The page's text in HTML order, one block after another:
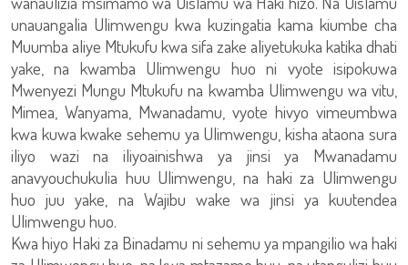
unauangalia Ulimwengu kwa kuzingatia kama kiumbe cha
Muumba aliye Mtukufu kwa sifa zake aliyetukuka katika dhati
yake, na kwamba Ulimwengu huo ni vyote isipokuwa
Mwenyezi Mungu Mtukufu na kwamba Ulimwengu wa vitu,
Mimea, Wanyama, Mwanadamu, vyote hivyo vimeumbwa
kwa kuwa kwake sehemu ya Ulimwengu, kisha ataona sura
iliyo wazi na iliyoainishwa ya jinsi ya Mwanadamu
anavyouchukulia huu Ulimwengu, na haki za Ulimwengu
huo juu yake, na Wajibu wake wa jinsi ya kuutendea
Ulimwengu huo.
Kwa hiyo Haki za Binadamu ni sehemu ya mpangilio wa haki